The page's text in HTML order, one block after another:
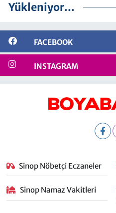
Yükleniyor...
FACEBOOK
INSTAGRAM
Sinop Nöbetçi Eczaneler
Sinop Namaz Vakitleri